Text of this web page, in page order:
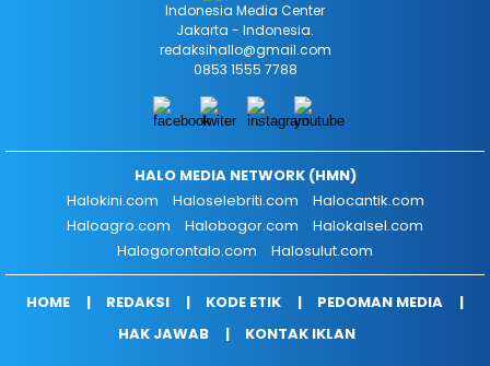
Indonesia Media Center
Jakarta - Indonesia.
redaksihallo@gmail.com
0853 1555 7788
HALO MEDIA NETWORK (HMN)
Halokini.com
Haloselebriti.com
Halocantik.com
Haloagro.com
Halobogor.com
Halokalsel.com
Halogorontalo.com
Halosulut.com
HOME REDAKSI KODE ETIK
PEDOMAN MEDIA
HAK JAWAB
KONTAK IKLAN